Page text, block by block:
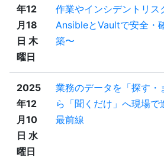
年12
月18
日 木
曜日
作業やインシデントリス
AnsibleとVaultで安全・
築〜
2025
年12
月10
日 水
曜日
業務のデータを「探す・
ら「聞くだけ」へ現場
最前線